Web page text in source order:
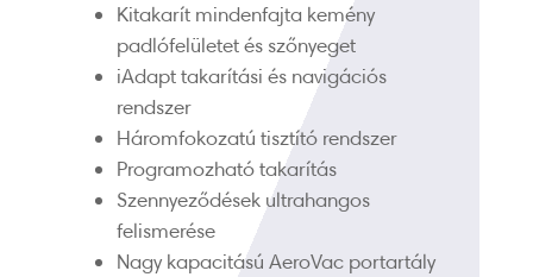
Kitakarít mindenfajta kemény
padlófelületet és szőnyeget
iAdapt takarítási és navigációs
rendszer
Háromfokozatú tisztító rendszer
Programozható takarítás
Szennyeződések ultrahangos
felismerése
Nagy kapacitású AeroVac portartály